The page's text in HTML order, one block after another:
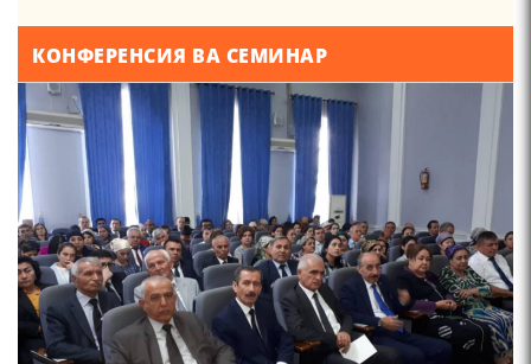
ФИРДАВСӢ ВА ДАҚИҚӢ
ҚАСИДАИ ГУМШУДАИ РӮДАКӢ ШАМСИДДИН
МУҲАММАДӢ.
ТВ САЁҲӢ: ИНЪИКОСИ ЧОРАБИНӢ БА МУНОСИБАТИ
ҶАШНИ ВАҲДАТИ МИЛЛӢ ДАР АМИТ
ПРЕДПОСЫЛКИ СТАНОВЛЕНИЯ
КОНФЕРЕНСИЯ ВА СЕМИНАР